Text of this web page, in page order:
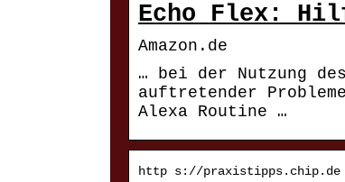
Echo Flex:
Amazon.de
… bei der Nutzung
auftretender
Alexa Routine …
http s://praxistipps.chip.de